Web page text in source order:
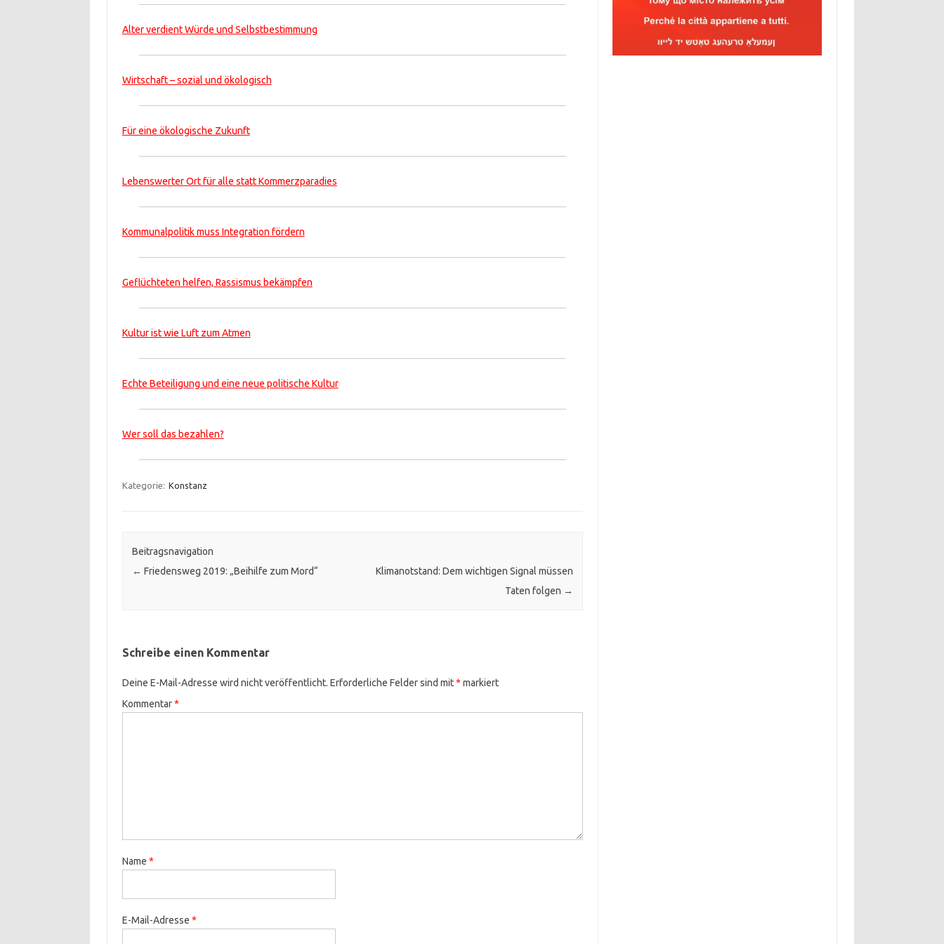
Alter verdient Würde und Selbstbestimmung
Wirtschaft – sozial und ökologisch
Für eine ökologische Zukunft
Lebenswerter Ort für alle statt Kommerzparadies
Kommunalpolitik muss Integration fördern
Geflüchteten helfen, Rassismus bekämpfen
Kultur ist wie Luft zum Atmen
Echte Beteiligung und eine neue politische Kultur
Wer soll das bezahlen?
Kategorie: Konstanz
Beitragsnavigation
← Friedensweg 2019: „Beihilfe zum Mord“
Klimanotstand: Dem wichtigen Signal müssen
Taten folgen →
Schreibe einen Kommentar
Deine E-Mail-Adresse wird nicht veröffentlicht. Erforderliche Felder sind mit* markiert
Kommentar*
Name *
E-Mail-Adresse *